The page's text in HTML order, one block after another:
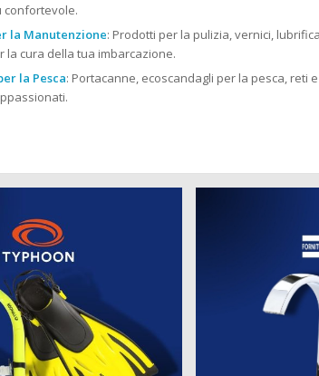
confortevole.
la Manutenzione: Prodotti per la pulizia, vernici,
la cura della tua imbarcazione.
la Pesca: Portacanne, ecoscandagli per la pesca, reti